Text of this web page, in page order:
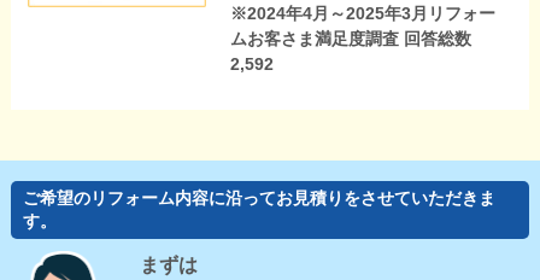
※2024年4月～2025年3月リフォー
ムお客さま満足度調査 回答総数
2,592
ご希望のリフォーム内容に沿ってお見積りをさせていただきま
す。
まずは